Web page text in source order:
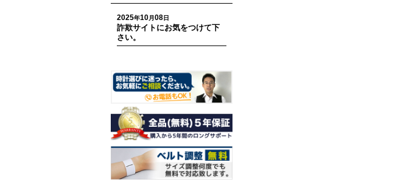
CITIZEN EXCEED EC1120-
59W 光発電エコ・ドライブ
電波時計 限定モデル400本
ペアモデル レディースモデ
ル 入荷しました！
80H ACT Line 光発電エコ・
ドライブ GPS衛星電波時計
限定モデル 世界限定1,800
本 メンズモデル 入荷しまし
た！
CITIZEN ATTESA CC4078-
51E ACT Line LIGHT in BL
ACK Eco-Drive 50th Anniver
sary Edition メンズモデル
入荷しました！
2025年10月 08日
詐欺サイトにお気をつけて下
さい。